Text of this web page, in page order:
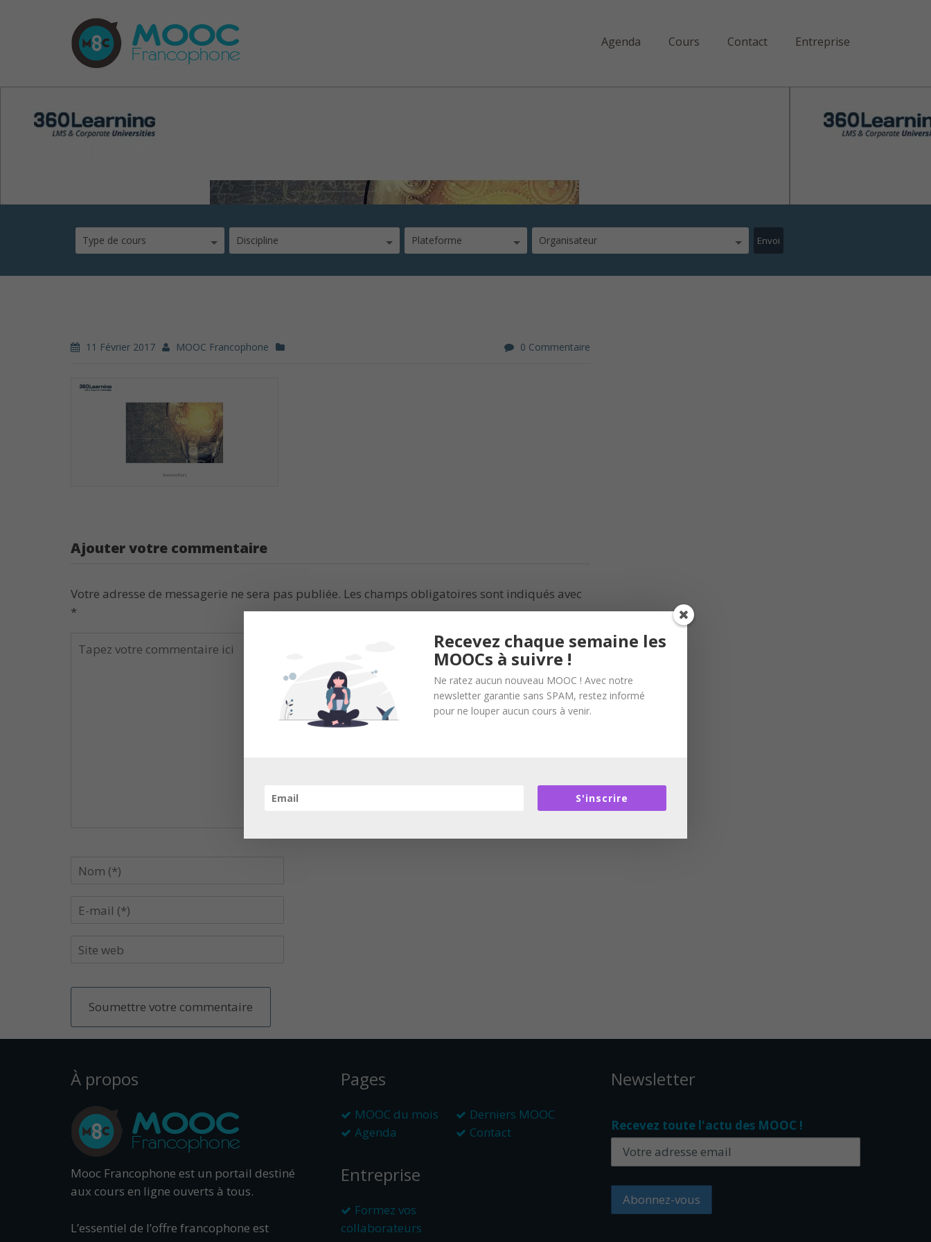
Agenda Cours Contact Entreprise
Innovation
Type de cours Discipline Plateforme Organisateur
11 Février 2017 MOOC Francophone 0 Commentaire
Ajouter votre commentaire
Votre adresse de messagerie ne sera pas publiée. Les champs obligatoires sont indiqués avec
*
À propos
Mooc Francophone est un portail destiné
aux cours en ligne ouverts à tous.
L’essentiel de l’offre francophone est
Pages
MOOC du mois
Derniers MOOC
Agenda
Contact
Entreprise
Formez vos
collaborateurs
Newsletter
Recevez toute l'actu des MOOC !
Recevez chaque semaine les
MOOCs à suivre !
Ne ratez aucun nouveau MOOC ! Avec notre
newsletter garantie sans SPAM, restez informé
pour ne louper aucun cours à venir.
S'inscrire